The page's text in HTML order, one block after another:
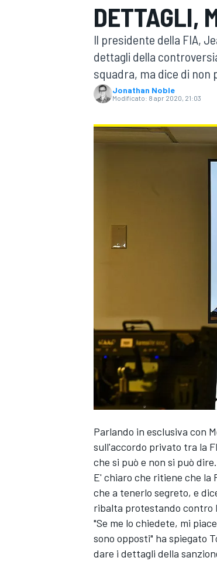
MOTOGP
MONOPOSTO
DETTAGLI,
Il presidente della FIA,
dettagli della
squadra, ma dice di non
Jonathan Noble
Modificato: 8 apr 2020, 21:03
Parlando in esclusiva con
sull'accordo privato tra la
che si può e non si può dire.
E' chiaro che ritiene che
che a tenerlo segreto, e
ribalta protestando contro
"Se me lo chiedete, mi
sono opposti" ha spiegato
dare i dettagli della